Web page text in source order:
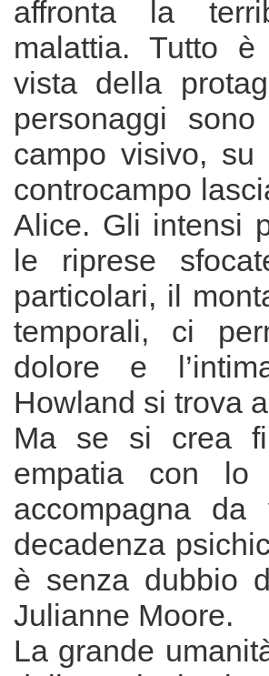
affronta la
malattia. Tutto
vista della
personaggi
campo visivo, su
controcampo
Alice. Gli intensi
le riprese
particolari, il
temporali, ci
dolore e
Howland si trova
Ma se si crea
empatia con lo
accompagna
decadenza
è senza dubbio
Julianne Moore.
La grande